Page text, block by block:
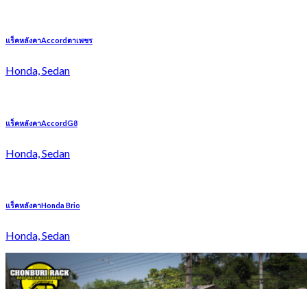
แร็คหลังคาAccordตาเพชร
Honda, Sedan
แร็คหลังคาAccordG8
Honda, Sedan
แร็คหลังคาHonda Brio
Honda, Sedan